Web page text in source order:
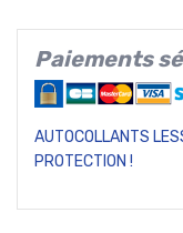
Paiements
AUTOCOLLANTS
PROTECTION !